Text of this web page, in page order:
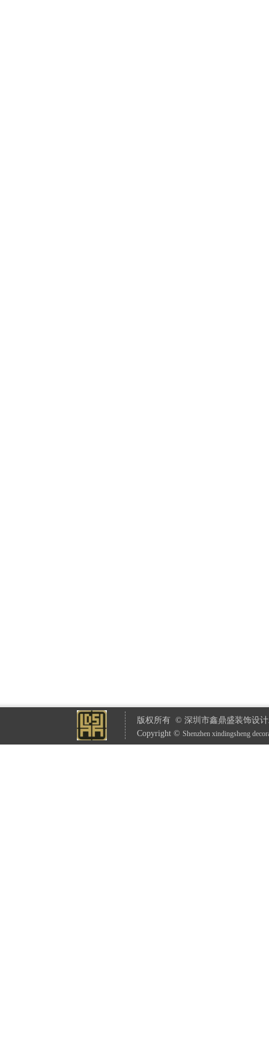
版权所有 © 深圳市鑫鼎盛装饰设
Copyright © Shenzhen xindingsheng